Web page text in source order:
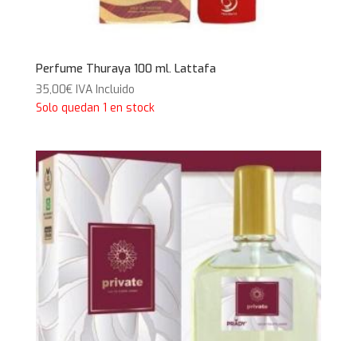
Perfume Thuraya 100 ml. Lattafa
35,00€ IVA Incluido
Solo quedan 1 en stock